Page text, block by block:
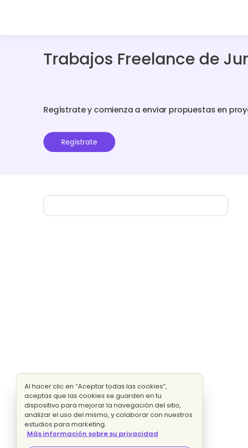
Trabajos Freelance de
Regístrate y comienza a enviar propuestas en
Regístrate
Al hacer clic en “Aceptar todas las cookies”,
aceptas que las cookies se guarden en tu
dispositivo para mejorar la navegación del sitio,
analizar el uso del mismo, y colaborar con nuestros
estudios para marketing.
Más información sobre su privacidad